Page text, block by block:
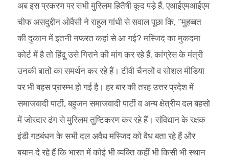
अब इस प्रकरण पर सभी मुस्लिम हितैषी कूद पड़े हैं, एआईएमआईएम
चीफ असदुद्दीन ओवैसी ने राहुल गांधी से सवाल पूछा कि, “मुहब्बत
की दुकान में इतनी नफरत कहां से आ गई? मस्जिद का मुकदमा
कोर्ट में है तो हिंदू उसे गिराने की मांग कर रहे हैं, कांग्रेस के मंत्री
उनकी बातों का समर्थन कर रहे हैं। टीवी चैनलों व सोशल मीडिया
पर भी बहस प्रारम्भ हो गई है। हर बार की तरह उत्तर प्रदेश में
समाजवादी पार्टी, बहुजन समाजवादी पार्टी व अन्य क्षेत्रीय दल बहसो
में जोरदार ढंग से मुस्लिम तुष्टिकरण कर रहे हैं। संविधान के रक्षक
इंडी गठबंधन के सभी दल अवैध मस्जिद को वैध बता रहे हैं और
बयान दे रहे हैं कि भारत में कोई भी व्यक्ति कहीं भी किसी भी स्थान